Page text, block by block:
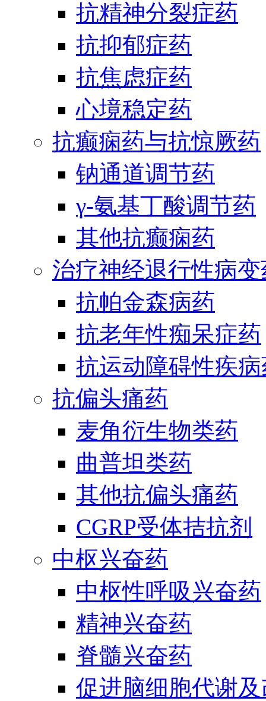
抗精神分裂症药
抗抑郁症药
抗焦虑症药
心境稳定药
抗癫痫药与抗惊厥药
钠通道调节药
γ-氨基丁酸调节药
其他抗癫痫药
治疗神经退行性病
抗帕金森病药
抗老年性痴呆症药
抗运动障碍性疾
抗偏头痛药
麦角衍生物类药
曲普坦类药
其他抗偏头痛药
CGRP受体拮抗剂
中枢兴奋药
中枢性呼吸兴奋药
精神兴奋药
脊髓兴奋药
促进脑细胞代谢